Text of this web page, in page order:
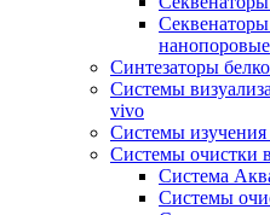
нанопоровые
Синтезаторы
Системы
vivo
Системы изучения
Системы очистки
Система
Системы